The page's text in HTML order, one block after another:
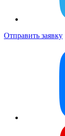
Отправить заявку